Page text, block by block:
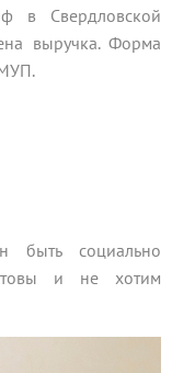
в Свердловской
выручка. Форма
социально
и не хотим